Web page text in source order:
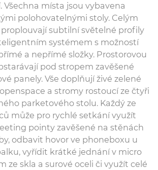
Všechna místa jsou vybavena
polohovatelnými stoly. Celým
subtilní světelné profily
systémem s možností
a nepřímé složky. Prostorovou
pod stropem zavěšené
panely. Vše doplňují živé zelené
a stromy rostoucí ze čtyři
parketového stolu. Každý ze
může pro rychlé setkání využít
pointy zavěšené na stěnách
odbavit hovor ve phoneboxu u
vyřídit krátké jednání v micro
ze skla a surové oceli či využít celé